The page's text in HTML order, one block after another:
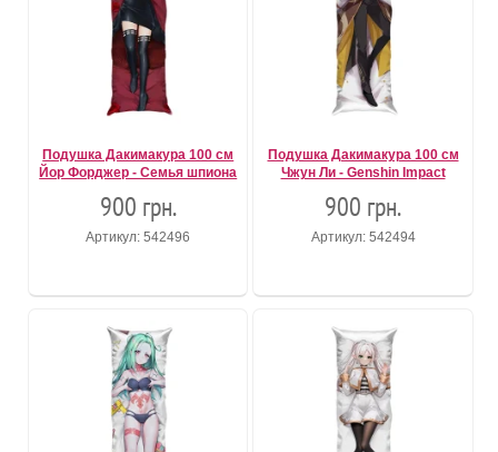
Подушка Дакимакура 100 см
Йор Форджер - Семья шпиона
900 грн.
Артикул: 542496
Подушка Дакимакура 100 см
Чжун Ли - Genshin Impact
900 грн.
Артикул: 542494